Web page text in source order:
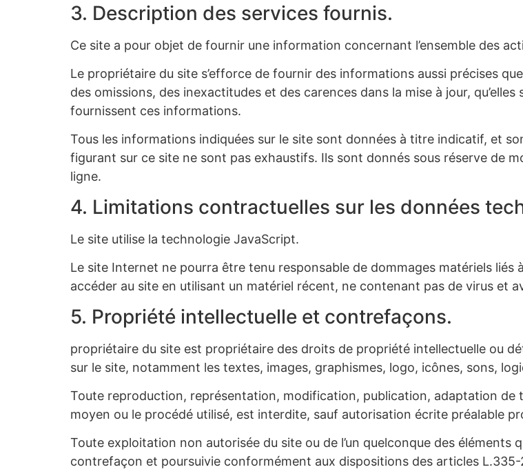
3. Description des services fournis.
Ce site a pour objet de fournir une information concernant l’ensemble des
Le propriétaire du site s’efforce de fournir des informations aussi précises
des omissions, des inexactitudes et des carences dans la mise à jour,
fournissent ces informations.
Tous les informations indiquées sur le site sont données à titre indicatif, et
figurant sur ce site ne sont pas exhaustifs. Ils sont donnés sous réserve de
ligne.
4. Limitations contractuelles sur les données
Le site utilise la technologie JavaScript.
Le site Internet ne pourra être tenu responsable de dommages matériels liés
accéder au site en utilisant un matériel récent, ne contenant pas de virus et
5. Propriété intellectuelle et contrefaçons.
propriétaire du site est propriétaire des droits de propriété intellectuelle ou
sur le site, notamment les textes, images, graphismes, logo, icônes, sons,
Toute reproduction, représentation, modification, publication, adaptation de
moyen ou le procédé utilisé, est interdite, sauf autorisation écrite préalable
Toute exploitation non autorisée du site ou de l’un quelconque des éléments
contrefaçon et poursuivie conformément aux dispositions des articles